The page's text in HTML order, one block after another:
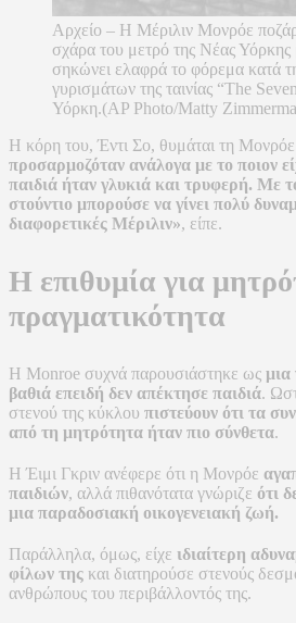
Αρχείο – Η Μέριλιν Μονρόε
σχάρα του μετρό της Νέας Υόρκης
σηκώνει ελαφρά το φόρεμα κατά
γυρισμάτων της ταινίας “The
Υόρκη.(AP Photo/Matty
Η κόρη του, Έντι Σο, θυμάται τη Μονρόε
προσαρμοζόταν ανάλογα με το ποιον
παιδιά ήταν γλυκιά και τρυφερή. Με
στούντιο μπορούσε να γίνει πολύ
διαφορετικές Μέριλιν», είπε.
Η επιθυμία για
πραγματικότητα
Η Monroe συχνά παρουσιάστηκε ως μια
βαθιά επειδή δεν απέκτησε παιδιά.
στενού της κύκλου πιστεύουν ότι τα
από τη μητρότητα ήταν πιο σύνθετα.
Η Έιμι Γκριν ανέφερε ότι η Μονρόε
παιδιών, αλλά πιθανότατα γνώριζε ότι
μια παραδοσιακή οικογενειακή ζωή.
Παράλληλα, όμως, είχε ιδιαίτερη
φίλων της και διατηρούσε στενούς
ανθρώπους του περιβάλλοντός της.